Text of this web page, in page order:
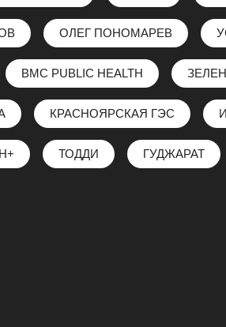
ОЛЕГ ПОНОМАРЕВ
BMC PUBLIC HEALTH
КРАСНОЯРСКАЯ ГЭС
ТОДДИ ГУДЖАРАТ